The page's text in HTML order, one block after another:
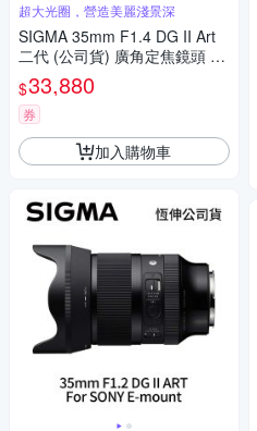
超大光圈，營造美麗淺景深
SIGMA 35mm F1.4 DG II Art
二代 (公司貨) 廣角定焦鏡頭 人
像鏡 全片幅無反微單眼鏡頭
$33,880
券
加入購物車